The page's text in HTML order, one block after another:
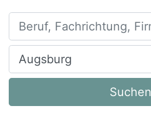
Beruf, Fachrichtung, Firma
Ort, Stadt
Suchen